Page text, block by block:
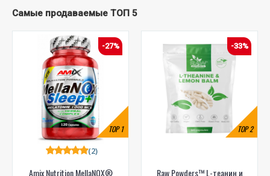
Самые продаваемые ТОП 5
TOP1
-27%
Amix Nutrition MellaNOX®
(2)
TOP2
-33%
Raw Powders™ L-теанин и